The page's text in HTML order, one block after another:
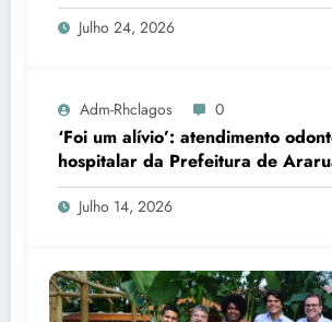
Julho 24, 2026
Adm-Rhclagos 0
‘Foi um alívio’: atendimento
hospitalar da Prefeitura de
transforma rotina de famílias
Julho 14, 2026